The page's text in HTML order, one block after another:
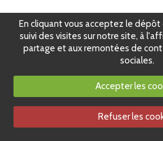
En cliquant vous acceptez le
suivi des visites sur notre site, à
partage et aux remontées de
sociales.
Accepter les
Refuser les